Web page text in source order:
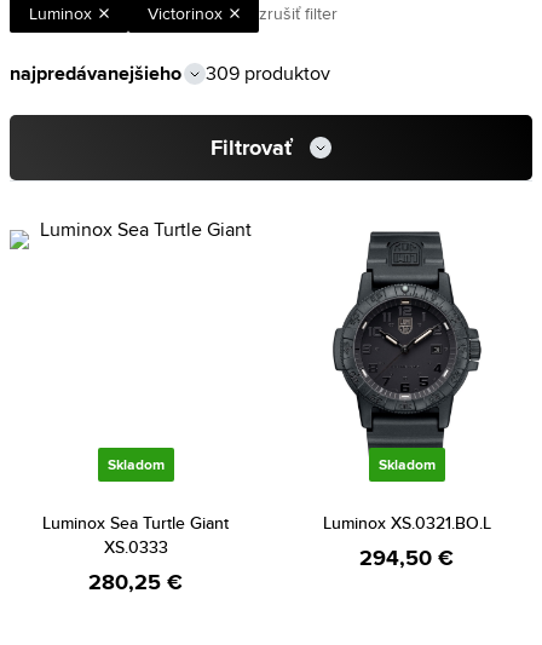
Luminox Victorinox zrušiť filter
309 produktov
Filtrovať
Skladom
Luminox Sea Turtle Giant
XS.0333
280,25 €
Skladom
Luminox XS.0321.BO.L
294,50 €